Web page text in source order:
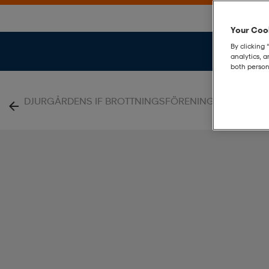
DJURGÅRDENS IF BROTTNINGSFÖRENING DIF
Your
By clicking
analytics,
both